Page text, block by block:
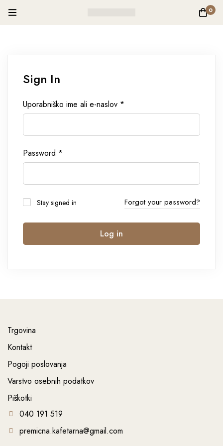
0
Sign In
Uporabniško ime ali e-naslov *
Password *
Stay signed in Forgot your password?
Log in
Trgovina
Kontakt
Pogoji poslovanja
Varstvo osebnih podatkov
Piškotki
040 191 519
premicna.kafetarna@gmail.com